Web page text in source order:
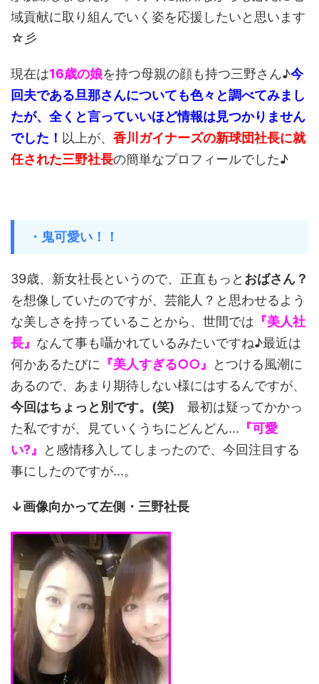
域貢献に取り組んでいく姿を応援したいと思います
☆彡
現在は16歳の娘を持つ母親の顔も持つ三野さん♪今
回夫である旦那さんについても色々と調べてみまし
たが、全くと言っていいほど情報は見つかりません
でした！ 以上が、 香川ガイナーズの新球団社長に就
任された三野社長の簡単なプロフィールでした♪
・鬼可愛い！！
39歳、新女社長というので、正直もっと おばさん？
を想像していたのですが、芸能人？と思わせるよう
な美しさを持っていることから、世間では 『美人社
長』 なんて事も囁かれているみたいですね♪最近は
何かあるたびに 『美人すぎる○○』
とつける風潮に
あるので、あまり期待しない様にはするんですが、
今回はちょっと別です。(笑) 最初は疑ってかかっ
た私ですが、見ていくうちにどんどん... 『可愛
い?』
と感情移入してしまったので、今回注目する
事にしたのですが...。
↓画像向かって左側・三野社長